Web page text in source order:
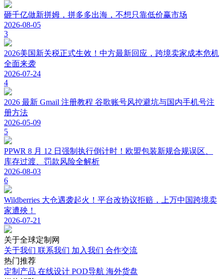
砸千亿做新拼姆，拼多多出海，不想只靠低价赢市场
2026-08-05
3
2026美国新关税正式生效！中方最新回应，跨境卖家成本危机
全面来袭
2026-07-24
4
2026 最新 Gmail 注册教程 谷歌账号风控避坑与国内手机号注
册方法
2026-05-09
5
PPWR 8 月 12 日强制执行倒计时！欧盟包装新规合规误区、
库存过渡、罚款风险全解析
2026-08-03
6
Wildberries 大仓遇袭起火！平台改协议拒赔，上万中国跨境卖
家遭殃！
2026-07-21
关于全球定制网
关于我们 联系我们 加入我们 合作交流
热门推荐
定制产品 在线设计 POD导航 海外货盘